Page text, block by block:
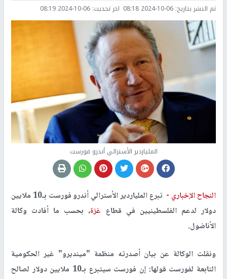
تم النشر بتاريخ: 2024-10-06 08:18 اخر تحديث: 2024-10-06 08:19
الملياردير الأسترالي أندرو فورست
النجاح الإخباري -
تبرع الملياردير الأسترالي أندرو فورست بـ10 ملايين
دولار لدعم الفلسطينيين في قطاع غزة، بحسب ما أفادت وكالة
الأناضول.
ونقلت الوكالة عن بيان أصدرته منظمة "مينديرو" غير الحكومية
التابعة لفورست قولها: إن فورست سيتبرع بـ10 ملايين دولار لصالح